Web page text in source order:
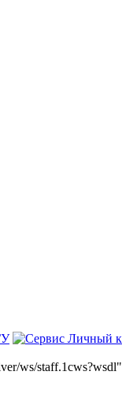
ws/staff.1cws?wsdl"